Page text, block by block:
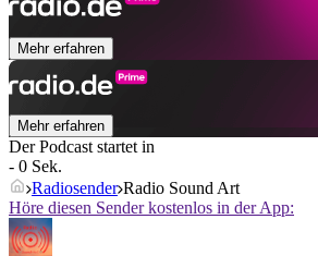
Mehr erfahren
Mehr erfahren
Der Podcast startet in
- 0 Sek.
Radiosender Radio Sound Art
Höre diesen Sender kostenlos in der App: